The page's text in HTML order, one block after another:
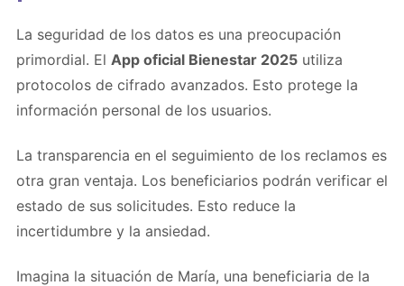
La seguridad de los datos es una preocupación
primordial. El App oficial Bienestar 2025 utiliza
protocolos de cifrado avanzados. Esto protege la
información personal de los usuarios.
La transparencia en el seguimiento de los reclamos es
otra gran ventaja. Los beneficiarios podrán verificar el
estado de sus solicitudes. Esto reduce la
incertidumbre y la ansiedad.
Imagina la situación de María, una beneficiaria de la